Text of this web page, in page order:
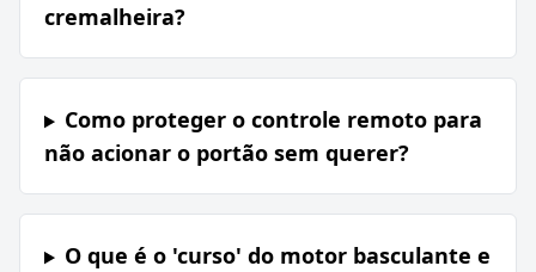
cremalheira?
Como proteger o controle remoto para
não acionar o portão sem querer?
O que é o 'curso' do motor basculante e